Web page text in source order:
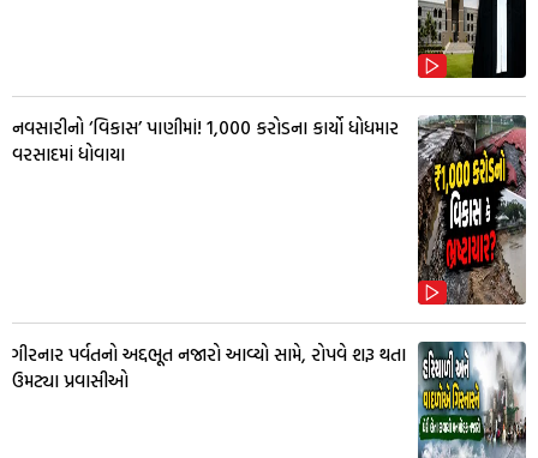
નવસારીનો ‘વિકાસ’ પાણીમાં! ₹1,000 કરોડના કાર્યો ધોધમાર
વરસાદમાં ધોવાયા
ગીરનાર પર્વતનો અદ્દભૂત નજારો આવ્યો સામે, રોપવે શરૂ થતા
ઉમટ્યા પ્રવાસીઓ